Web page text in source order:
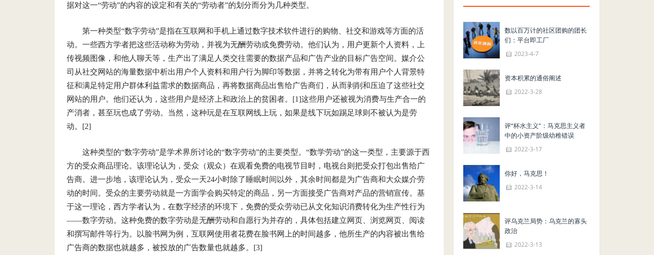
据对这一“劳动”的内容的设定和有关的“劳动者”的划分而分为几种类型。
第一种类型“数字劳动”是指在互联网和手机上通过数字技术软件进行的购物、社交和游戏等方面的活
动。一些西方学者把这些活动称为劳动，并视为无酬劳动或免费劳动。他们认为，用户更新个人资料，上
传视频图像，和他人聊天等，生产出了满足人类交往需要的数据产品和广告产业的目标广告空间。媒介公
司从社交网站的海量数据中析出用户个人资料和用户行为脚印等数据，并将之转化为带有用户个人背景特
征和满足特定用户群体利益需求的数据商品，再将数据商品出售给广告商们，从而剥削和压迫了这些社交
网站的用户。他们还认为，这些用户是经济上和政治上的贫困者。[1]这些用户还被视为消费与生产合一的
产消者，甚至玩也成了劳动。当然，这种玩是在互联网线上玩，如果是线下玩如踢足球则不被认为是劳
动。[2]
这种类型的“数字劳动”是学术界所讨论的“数字劳动”的主要类型。“数学劳动”的这一类型，主要源于西
方的受众商品理论。该理论认为，受众（观众）在观看免费的电视节目时，电视台则把受众打包出售给广
告商。进一步地，该理论认为，受众一天24小时除了睡眠时间以外，其余时间都是为广告商和大众媒介劳
动的时间。受众的主要劳动就是一方面学会购买特定的商品，另一方面接受广告商对产品的营销宣传。基
于这一理论，西方学者认为，在数字经济的环境下，免费的受众劳动已从文化知识消费转化为生产性行为
——数字劳动。这种免费的数字劳动是无酬劳动和自愿行为并存的，具体包括建立网页、浏览网页、阅读
和撰写邮件等行为。以脸书网为例，互联网使用者花费在脸书网上的时间越多，他所生产的内容被出售给
广告商的数据也就越多，被投放的广告数量也就越多。[3]
数以百万计的社区团购的团长
们：平台即工厂
2023-4-7
资本积累的通俗阐述
2022-3-28
评“杯水主义”：马克思主义者
中的小资产阶级幼稚错误
2022-3-17
你好，马克思！
2022-3-14
评乌克兰局势：乌克兰的寡头
政治
2022-3-13